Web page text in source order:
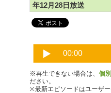
年12月28日放送
※再生できない場合は、 個
ださい。
※最新エピソードはユーザ